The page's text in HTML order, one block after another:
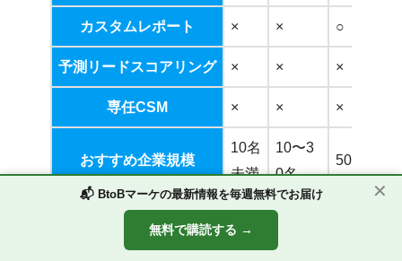
✕
📬 BtoBマーケの最新情報を毎週無料でお届け
無料で購読する →
カスタムレポート × × ○
予測リードスコアリング × × ×
専任CSM × × ×
おすすめ企業規模
10名
未満
10〜3
0名
50〜300
月間リード獲得目安
〜50
件
50〜2
お役立ち資料 お問い合わせ